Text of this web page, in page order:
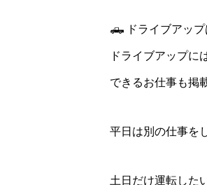
🛻 ドライブアップ
ドライブアップに
できるお仕事も掲
平日は別の仕事を
土日だけ運転した